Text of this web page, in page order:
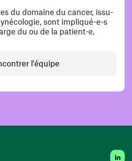
du domaine du cancer, issu-
sont impliqué-e-s
du ou de la patient-e.
l'équipe